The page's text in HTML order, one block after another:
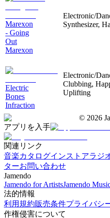
Marexon
- Going
Out
Marexon
Electronic/
Synthesizer,
Electric
Bones
Infraction
Electronic/
Clubbing,
Uplifting
© 2026
アプリを入手
関連リンク
音楽カタログインストアラジ
ターお問い合わせ
Jamendo
Jamendo for ArtistsJamendo
法的情報
利用規約販売条件プライバシ
作権侵害について